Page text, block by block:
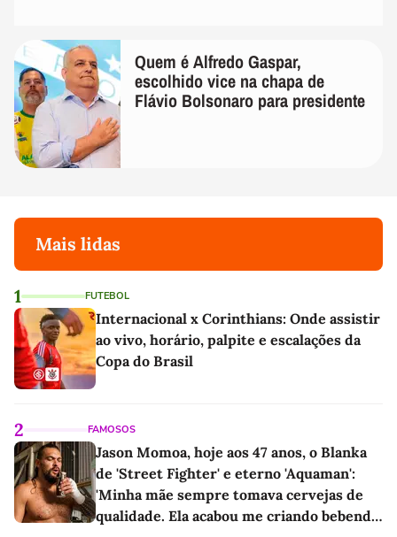
Quem é Alfredo Gaspar,
escolhido vice na chapa de
Flávio Bolsonaro para presidente
Mais lidas
1 FUTEBOL
Internacional x Corinthians: Onde assistir
ao vivo, horário, palpite e escalações da
Copa do Brasil
2 FAMOSOS
Jason Momoa, hoje aos 47 anos, o Blanka
de 'Street Fighter' e eterno 'Aquaman':
'Minha mãe sempre tomava cervejas de
qualidade. Ela acabou me criando bebendo